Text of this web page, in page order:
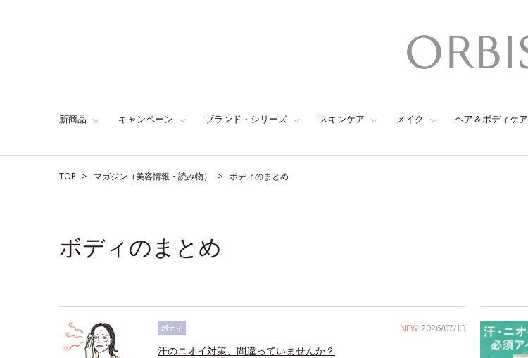
新商品 キャンペーン ブランド・シリーズ スキンケア メイク ヘア＆ボディケア
TOP マガジン（美容情報・読み物） ボディのまとめ
ボディのまとめ
NEW 2026/07/13
ボディ
汗のニオイ対策、間違っていませんか？